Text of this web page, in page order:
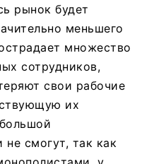
рынок будет
меньшего
множество
сотрудников,
свои рабочие
их
не смогут, так как